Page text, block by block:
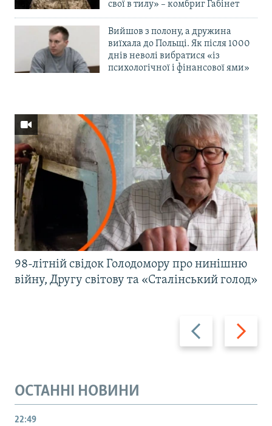
свої в тилу» – комбриг Габінет
Вийшов з полону, а дружина
виїхала до Польщі. Як після 1000
днів неволі вибратися «із
психологічної і фінансової ями»
Назад Вперед
98-літній свідок Голодомору про нинішню
війну, Другу світову та «Сталінський голод»
ОСТАННІ НОВИНИ
22:49